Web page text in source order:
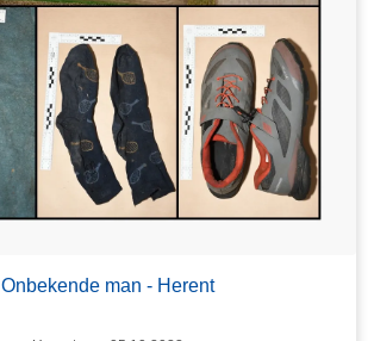
Onbekende man - Herent